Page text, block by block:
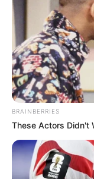
BRAINBERRIES
These Actors Didn't